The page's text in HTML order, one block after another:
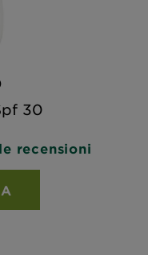
30
recensioni